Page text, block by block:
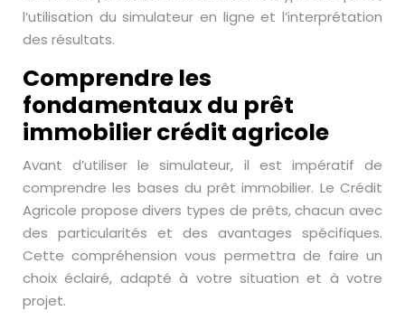
l’utilisation du simulateur en ligne et l’interprétation
des résultats.
Comprendre les
fondamentaux du prêt
immobilier crédit agricole
Avant d’utiliser le simulateur, il est impératif de
comprendre les bases du prêt immobilier. Le Crédit
Agricole propose divers types de prêts, chacun avec
des particularités et des avantages spécifiques.
Cette compréhension vous permettra de faire un
choix éclairé, adapté à votre situation et à votre
projet.